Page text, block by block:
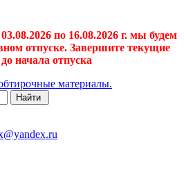
по 16.08.2026 г. мы будем
отпуске. Завершите текущие
начала отпуска
Найти